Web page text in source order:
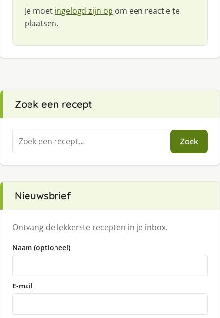
Je moet ingelogd zijn op om een reactie te
plaatsen.
Zoek een recept
Zoeken
naar:
Zoek
Nieuwsbrief
Ontvang de lekkerste recepten in je inbox.
Naam (optioneel)
E-mail